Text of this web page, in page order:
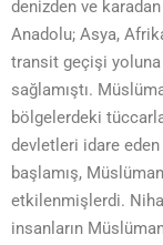
denizden ve
Anadolu; Asya,
transit geçişi
sağlamıştı.
bölgelerdeki
devletleri idare
başlamış,
etkilenmişlerdi.
insanların